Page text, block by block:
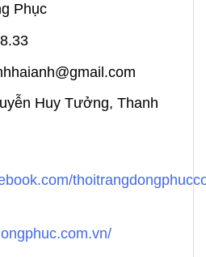
Phục
Huy Tưởng, Thanh